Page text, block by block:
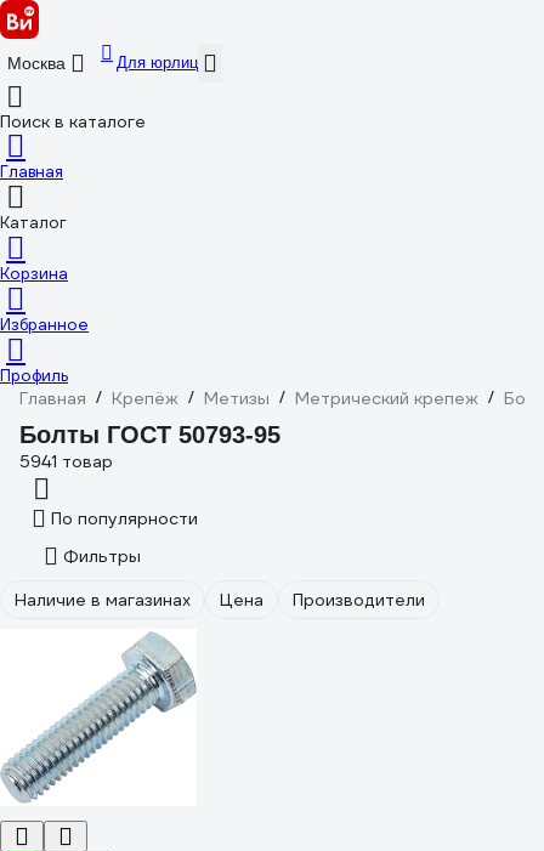
Москва Для юрлиц
Поиск в каталоге
Главная
Каталог
Корзина
Избранное
Профиль
Главная / Крепёж / Метизы / Метрический крепеж /
Болты ГОСТ 50793-95
5941 товар
По популярности
Фильтры
Наличие в магазинах
Цена Производители